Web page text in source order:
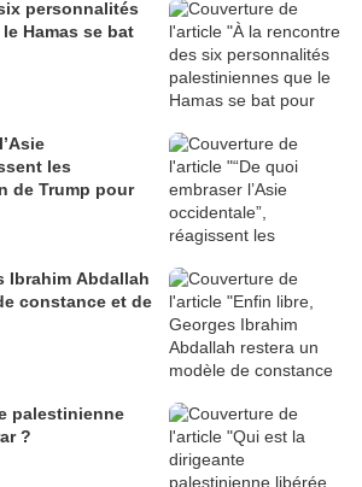
personnalités
Hamas se bat
les
de Trump pour
Ibrahim Abdallah
constance et de
palestinienne
?